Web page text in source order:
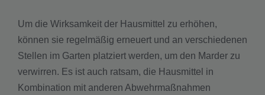
Um die Wirksamkeit der Hausmittel zu erhöhen,
können sie regelmäßig erneuert und an verschiedenen
Stellen im Garten platziert werden, um den Marder zu
verwirren. Es ist auch ratsam, die Hausmittel in
Kombination mit anderen Abwehrmaßnahmen